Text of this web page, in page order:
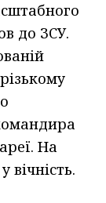
до ЗСУ.
На
вічність.